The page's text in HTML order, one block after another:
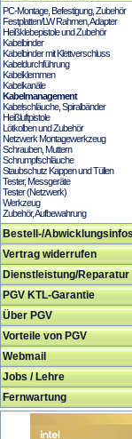
PC-Montage, Befestigung, Zubehör
Festplatten/LW Rahmen, Adapter
Heißklebepistole und Zubehör
Kabelbinder
Kabelbinder mit Klettverschluss
Kabeldurchführung
Kabelklemmen
Kabelkanäle
Kabelmanagement
Kabelschläuche, Spiralbänder
Heißluftpistole
Lötkolben und Zubehör
Netzwerk Montagewerkzeug
Schrauben, Muttern
Schrumpfschläuche
Staubschutz Kappen und Tüllen
Tester, Messgeräte
Tester (Netzwerk)
Werkzeug
Zubehör, Aufbewahrung
Bestell-/
Vertrag widerrufen
Dienstleistung/Reparatur
PGV KTL-Garantie
Über PGV
Vorteile von PGV
Webmail
Jobs / Lehre
Fernwartung